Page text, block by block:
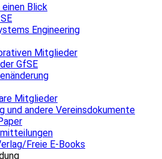
einen Blick
Engineering
Mitglieder
GfSE
Mitglieder
und andere Vereinsdokumente
Freie E-Books